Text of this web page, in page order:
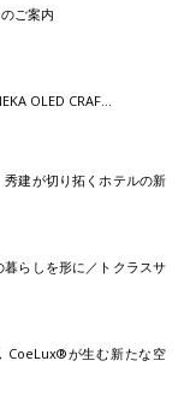
ご案内
OLED CRAF…
建が切り拓くホテルの新
らしを形に／トクラスサ
CoeLux®が生む新たな空